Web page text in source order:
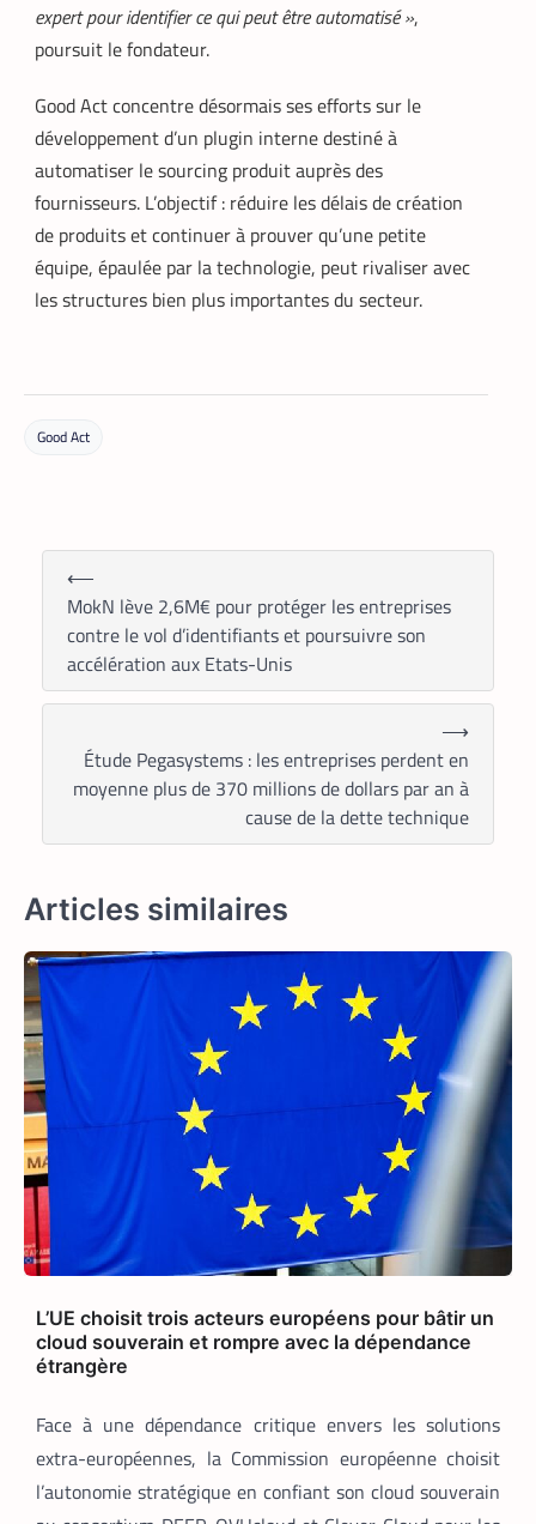
expert pour identifier ce qui peut être automatisé »,
poursuit le fondateur.
Good Act concentre désormais ses efforts sur le
développement d’un plugin interne destiné à
automatiser le sourcing produit auprès des
fournisseurs. L’objectif : réduire les délais de création
de produits et continuer à prouver qu’une petite
équipe, épaulée par la technologie, peut rivaliser avec
les structures bien plus importantes du secteur.
Good Act
⟵
MokN lève 2,6M€ pour protéger les entreprises
contre le vol d’identifiants et poursuivre son
accélération aux Etats-Unis
Étude Pegasystems : les entreprises perdent en
moyenne plus de 370 millions de dollars par an à
cause de la dette technique
⟶
Articles similaires
L’UE choisit trois acteurs européens pour bâtir un
cloud souverain et rompre avec la dépendance
étrangère
Face à une dépendance critique envers les solutions
extra-européennes, la Commission européenne choisit
l’autonomie stratégique en confiant son cloud souverain
DATACENTER , TECH MONDE
Data center : 70 % d’énergie économisée
pour un retour sur investissement
La Rédaction 21 mai 2026
Un leader mondial des infrastructures
numériques annonce la réduction de 70
% de la consommation d’énergie de
TECH AFRIQUE , VTC
À près de 70 ans, le doyen des coursiers-
La Rédaction 14 mai 2026
Il n’a pas l’âge de s’arrêter. La
soixantaine revolue, M. Pani Gnaba
Cauleve Delpech est sans doute le doyen
des coursiers-partenaires de Yango
Food en Côte d’Ivoire. Chaque matin,
depuis son logement de Marcory, il
enfourche son vélo, ouvre l’application
Pro développée spécifiquement pour les
coursiers, et attend que son téléphone
sonne. La suite est une question de
technologie et d’endurance.